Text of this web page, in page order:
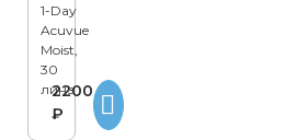
1-Day
Acuvue
Moist,
30
линз
2200
₽